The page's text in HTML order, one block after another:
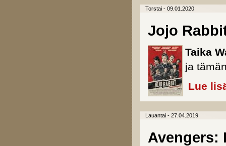
Torstai - 09.01.2020
Jojo
Taika
ja
Lue
Lauantai - 27.04.2019
Avengers: